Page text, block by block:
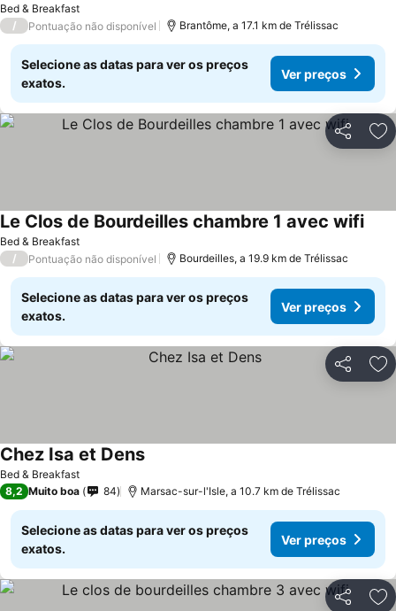
Bed & Breakfast
/ Pontuação não disponível Brantôme, a 17.1 km de Trélissac
Selecione as datas para ver os preços
exatos.
Ver preços
Partilhar
Bed & Breakfast
Le Clos de Bourdeilles chambre 1 avec wifi
/ Pontuação não disponível Bourdeilles, a 19.9 km de Trélissac
Selecione as datas para ver os preços
exatos.
Ver preços
Partilhar
Bed & Breakfast
Chez Isa et Dens
8,2 Muito boa 84 Marsac-sur-l'Isle, a 10.7 km de Trélissac
Selecione as datas para ver os preços
exatos.
Ver preços
Partilhar